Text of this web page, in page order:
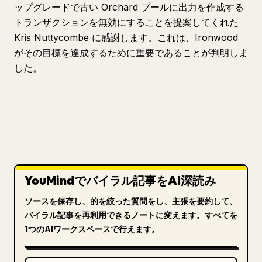
ップグレードで古い Orchard プールに出力を作成する
トランザクションを無効にすることを提案してくれた
Kris Nuttycombe に感謝します。これは、Ironwood
がその目標を達成するために重要であることが判明しま
した。
YouMindでバイラル記事をAI深読み
ソースを保存し、的を絞った質問をし、主張を要約して、
バイラル記事を再利用できるノートに変えます。すべてを
1つのAIワークスペースで行えます。